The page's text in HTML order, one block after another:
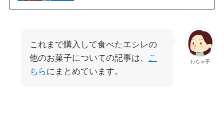
わちゃ子
これまで購入して食べたエシレの
他のお菓子についての記事は、
こ
ちらにまとめています。